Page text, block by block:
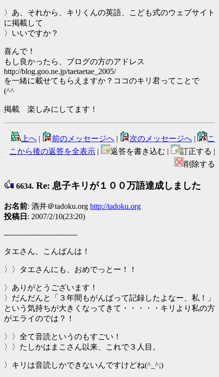
〉あ、それから、キリくんの英語、こども式のウェブサイト
に掲載して
〉いいですか？
喜んで！
もし良かったら、ブログの方のアドレス
http://blog.goo.ne.jp/taetaetae_2005/
を一緒に載せてもらえますか？ココのキリ君ってことで
(^^ゞ
掲載 楽しみにしてます！
上へ | 前のメッセージへ | 次のメッセージへ |
こ
こから後の返答を全表示 | 返答を書き込む |
訂正する |
削除する
6634. Re: 息子キリが１００万語達成しました
お名前: 酒井＠tadoku.org http://tadoku.org
投稿日 : 2007/2/10(23:20)
------------------------------
タエさん、こんばんは！
〉〉タエさんにも、おめでっとー！！
〉ありがとうございます！
〉だんだんと「３年間もがんばって記録したよなー、私！」
という気持ちが大きくなってきて・・・・・キリより私の方
がエライのでは？！
〉〉全て音読というのもすごい！
〉〉たしかはまこさん以来、これで３人目。
〉キリは音読しかできないんですけどね(^_^;)